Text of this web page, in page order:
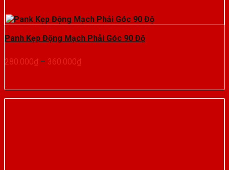
Panh Kẹp Động Mạch Phải Góc 90 Độ
280.000₫ – 360.000₫Khoảng
280.000₫
đến